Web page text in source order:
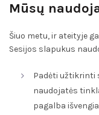
Mūsų
Šiuo metu, ir ateityje
Sesijos slapukus
Padėti užtikrinti
naudojatės
pagalba